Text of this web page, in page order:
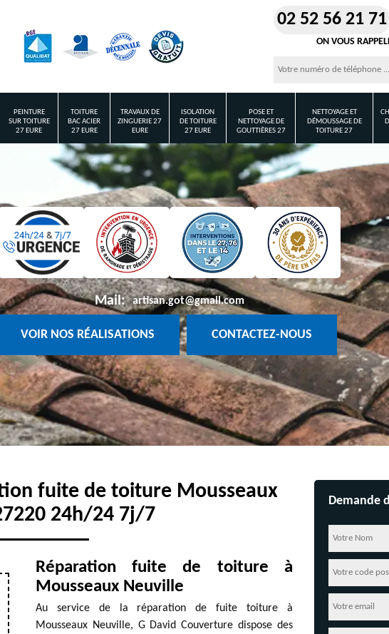
02 52 56 21 71
ON VOUS
PEINTURE
SUR TOITURE
27 EURE
TOITURE
BAC ACIER
27 EURE
TRAVAUX DE
ZINGUERIE 27
EURE
ISOLATION
DE TOITURE
27 EURE
POSE ET
NETTOYAGE DE
GOUTTIÈRES 27
NETTOYAGE ET
DÉMOUSSAGE DE
TOITURE 27
Mail: artisan.got@gmail.com
VOIR NOS RÉALISATIONS CONTACTEZ-NOUS
fuite de toiture Mousseaux
24h/24 7j/7
Réparation fuite de toiture à
Mousseaux Neuville
Au service de la réparation de fuite toiture à
Mousseaux Neuville, G David Couverture dispose des
Demande